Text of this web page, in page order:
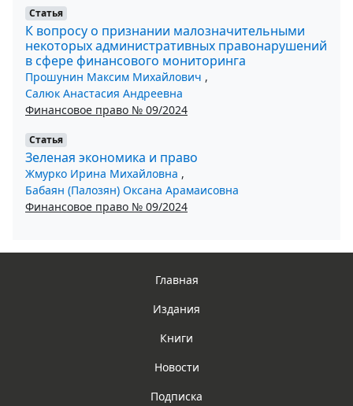
Статья
К вопросу о признании малозначительными
некоторых административных правонарушений
в сфере финансового мониторинга
Прошунин Максим Михайлович ,
Салюк Анастасия Андреевна
Финансовое право № 09/2024
Статья
Зеленая экономика и право
Жмурко Ирина Михайловна ,
Бабаян (Палозян) Оксана Арамаисовна
Финансовое право № 09/2024
Главная
Издания
Книги
Новости
Подписка